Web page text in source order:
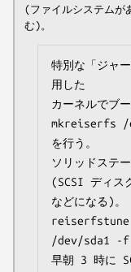
(ファイルシステムが
特別な「ジャ
用した
カーネルでブー
mkreiserfs /
を行う。
ソリッドステ
(SCSI ディス
などになる)。
/dev/sda1 -f
早朝 3 時に